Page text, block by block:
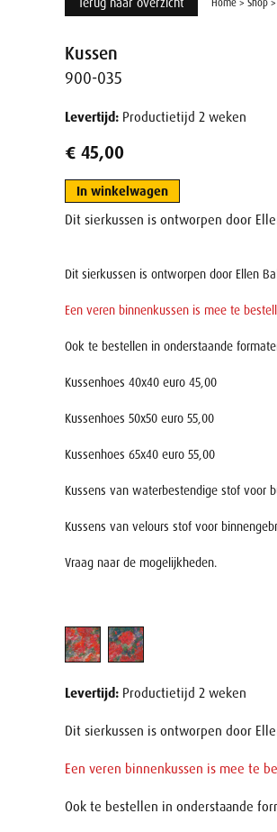
Home > Shop >
Kussen
900-035
Levertijd: Productietijd 2 weken
€ 45,00
In winkelwagen
Dit sierkussen is ontworpen door
Dit sierkussen is ontworpen door Ellen
Een veren binnenkussen is mee te
Ook te bestellen in onderstaande
Kussenhoes 40x40 euro 45,00
Kussenhoes 50x50 euro 55,00
Kussenhoes 65x40 euro 55,00
Kussens van waterbestendige stof voor
Kussens van velours stof voor
Vraag naar de mogelijkheden.
Levertijd: Productietijd 2 weken
Dit sierkussen is ontworpen door
Een veren binnenkussen is mee te
Ook te bestellen in onderstaande